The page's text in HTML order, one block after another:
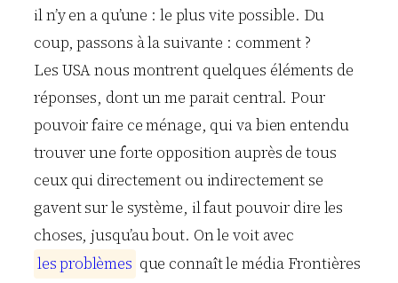
il n’y en a qu’une : le plus vite possible. Du
coup, passons à la suivante : comment ?
Les USA nous montrent quelques éléments de
réponses, dont un me parait central. Pour
pouvoir faire ce ménage, qui va bien entendu
trouver une forte opposition auprès de tous
ceux qui directement ou indirectement se
gavent sur le système, il faut pouvoir dire les
choses, jusqu’au bout. On le voit avec
lesproblèmes que connaît le média Frontières